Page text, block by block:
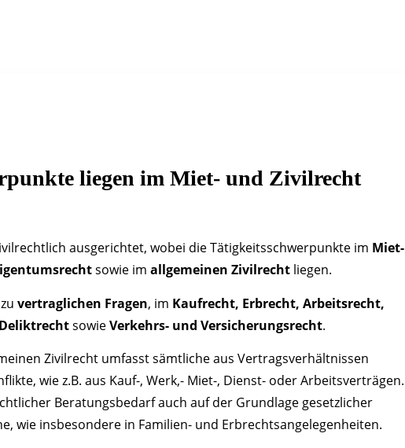
liegen im Miet- und Zivilrecht
ausgerichtet, wobei die Tätigkeitsschwerpunkte im Miet-
sowie im allgemeinen Zivilrecht liegen.
vertraglichen Fragen, im Kaufrecht, Erbrecht, Arbeitsrecht,
sowieVerkehrs- und Versicherungsrecht.
Zivilrecht umfasst sämtliche aus Vertragsverhältnissen
wie z.B. aus Kauf-, Werk,- Miet-, Dienst- oder Arbeitsverträgen.
Beratungsbedarf auch auf der Grundlage gesetzlicher
wie insbesondere in Familien- und Erbrechtsangelegenheiten.